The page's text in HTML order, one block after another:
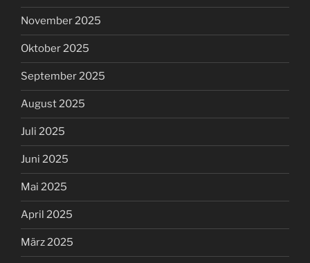
November 2025
Oktober 2025
September 2025
August 2025
Juli 2025
Juni 2025
Mai 2025
April 2025
März 2025